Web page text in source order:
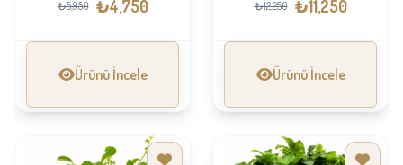
₺5,950 ₺4,750
Ürünü İncele
₺12,250 ₺11,250
Ürünü İncele